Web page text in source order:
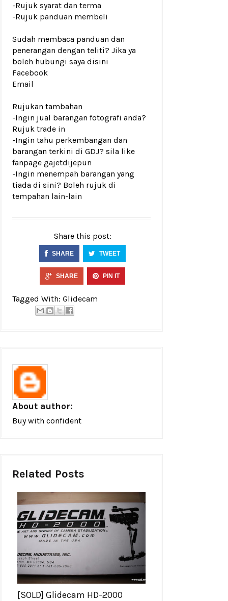
-Rujuk syarat dan terma
-Rujuk panduan membeli
Sudah membaca panduan dan
penerangan dengan teliti? Jika ya
boleh hubungi saya disini
Facebook
Email
Rujukan tambahan
-Ingin jual barangan fotografi anda?
Rujuk trade in
-Ingin tahu perkembangan dan
barangan terkini di GDJ? sila like
fanpage gajetdijepun
-Ingin menempah barangan yang
tiada di sini? Boleh rujuk di
tempahan lain-lain
Share this post:
SHARE TWEET
SHARE PIN IT
Tagged With: Glidecam
About author:
Buy with confident
Related Posts
[SOLD] Glidecam HD-2000